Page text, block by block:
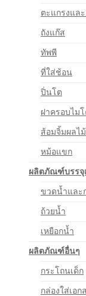
ตะแกรงแล
ถังแก๊ส
ทัพพี
ที่ใส่ช้อน
ปิ่นโต
ฝาครอบไมโ
ส้อมจิ้มผลไม้
หม้อแขก
ผลิตภัณฑ์บรรจุ
ขวดน้ำและ
ถ้วยน้ำ
เหยือกน้ำ
ผลิตภัณฑ์อื่นๆ
กระโถนเด็ก
กล่องใส่เอก